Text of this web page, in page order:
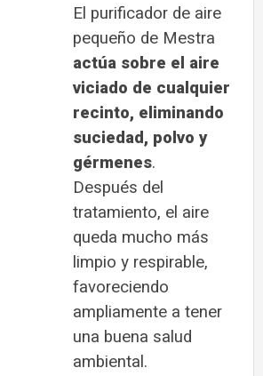
El purificador de aire
pequeño de Mestra
actúa sobre el aire
viciado de cualquier
recinto, eliminando
suciedad, polvo y
gérmenes.
Después del
tratamiento, el aire
queda mucho más
limpio y respirable,
favoreciendo
ampliamente a tener
una buena salud
ambiental.